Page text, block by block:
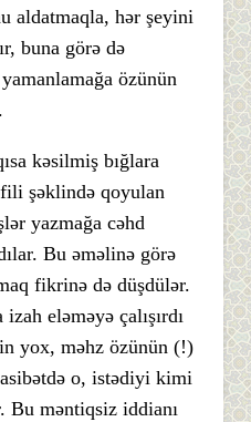
aldatmaqla, hər şeyini
buna görə də
özünün
kəsilmiş bığlara
şəklində qoyulan
yazmağa cəhd
Bu əməlinə görə
fikrinə də düşdülər.
eləməyə çalışırdı
yox, məhz özünün (!)
o, istədiyi kimi
Bu məntiqsiz iddianı